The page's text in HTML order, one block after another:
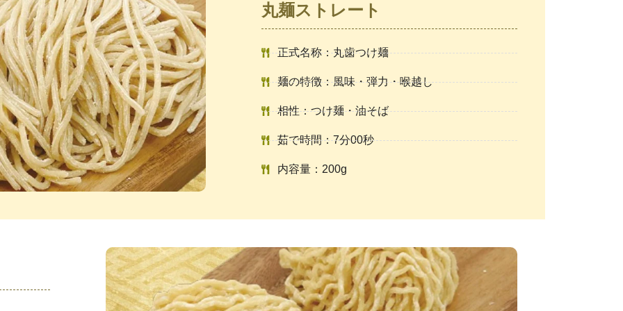
丸麺ストレート
正式名称：丸歯つけ麺
麺の特徴：風味・弾力・喉越し
相性：つけ麺・油そば
茹で時間：7分00秒
内容量：200g